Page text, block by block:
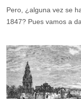
Pero, ¿alguna vez se
1847? Pues vamos a